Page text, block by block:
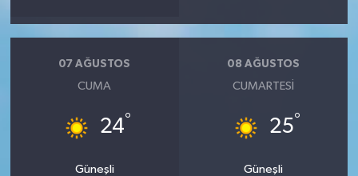
07 AĞUSTOS
CUMA
24°
Güneşli
08 AĞUSTOS
CUMARTESI
25°
Güneşli